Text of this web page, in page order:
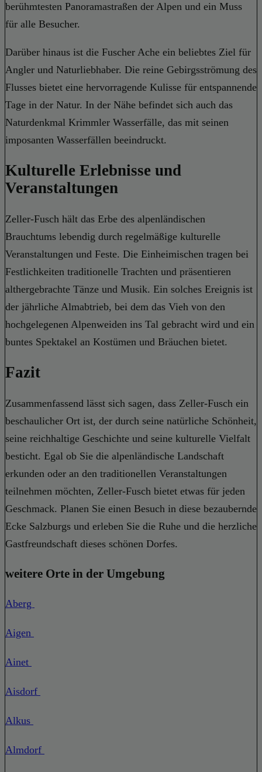
berühmtesten Panoramastraßen der Alpen und ein Muss
für alle Besucher.
Darüber hinaus ist die Fuscher Ache ein beliebtes Ziel für
Angler und Naturliebhaber. Die reine Gebirgsströmung des
Flusses bietet eine hervorragende Kulisse für entspannende
Tage in der Natur. In der Nähe befindet sich auch das
Naturdenkmal Krimmler Wasserfälle, das mit seinen
imposanten Wasserfällen beeindruckt.
Kulturelle Erlebnisse und
Veranstaltungen
Zeller-Fusch hält das Erbe des alpenländischen
Brauchtums lebendig durch regelmäßige kulturelle
Veranstaltungen und Feste. Die Einheimischen tragen bei
Festlichkeiten traditionelle Trachten und präsentieren
althergebrachte Tänze und Musik. Ein solches Ereignis ist
der jährliche Almabtrieb, bei dem das Vieh von den
hochgelegenen Alpenweiden ins Tal gebracht wird und ein
buntes Spektakel an Kostümen und Bräuchen bietet.
Fazit
Zusammenfassend lässt sich sagen, dass Zeller-Fusch ein
beschaulicher Ort ist, der durch seine natürliche Schönheit,
seine reichhaltige Geschichte und seine kulturelle Vielfalt
besticht. Egal ob Sie die alpenländische Landschaft
erkunden oder an den traditionellen Veranstaltungen
teilnehmen möchten, Zeller-Fusch bietet etwas für jeden
Geschmack. Planen Sie einen Besuch in diese bezaubernde
Ecke Salzburgs und erleben Sie die Ruhe und die herzliche
Gastfreundschaft dieses schönen Dorfes.
weitere Orte in der Umgebung
Aberg
Aigen
Ainet
Aisdorf
Alkus
Almdorf